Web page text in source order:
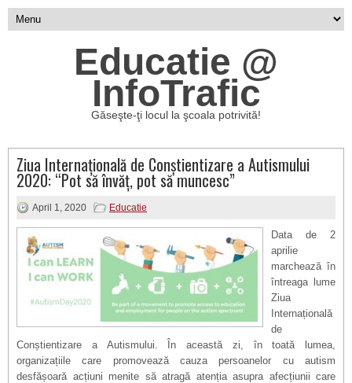
Educatie @
InfoTrafic
Găseşte-ţi locul la şcoala potrivită!
Ziua Internațională de Conștientizare a Autismului
2020: “Pot să învăț, pot să muncesc”
April 1, 2020 Educatie
Data de 2
aprilie
marchează în
întreaga lume
Ziua
Internațională
de
Conștientizare a Autismului. În această zi, în toată lumea,
organizațiile care promovează cauza persoanelor cu autism
desfășoară acțiuni menite să atragă atenția asupra afecțiunii care